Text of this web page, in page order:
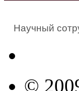
Научный
©